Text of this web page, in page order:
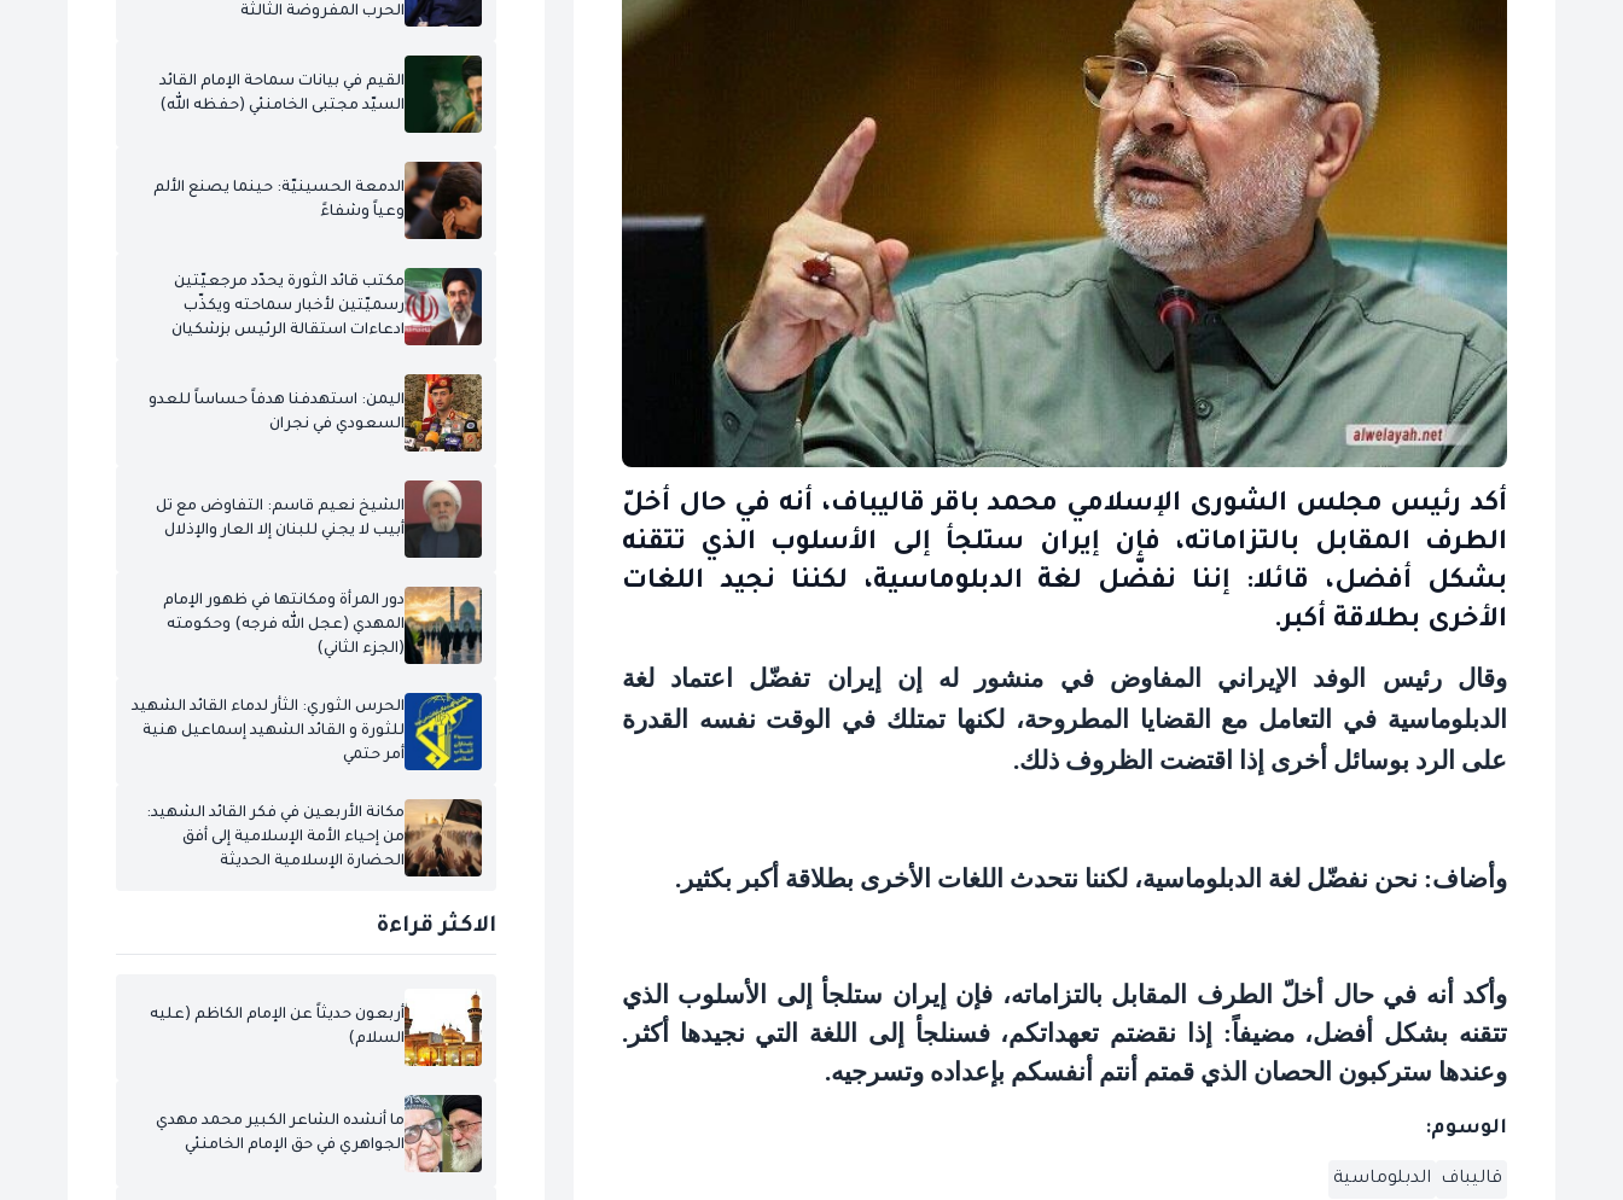
أكد رئيس مجلس الشورى الإسلامي محمد باقر قاليباف، أنه في حال أخلّ
الطرف المقابل بالتزاماته، فإن إيران ستلجأ إلى الأسلوب الذي تتقنه
بشكل أفضل، قائلا: إننا نفضّل لغة الدبلوماسية، لكننا نجيد اللغات
الأخرى بطلاقة أكبر.
وقال رئيس الوفد الإيراني المفاوض في منشور له إن إيران تفضّل اعتماد لغة
الدبلوماسية في التعامل مع القضايا المطروحة، لكنها تمتلك في الوقت نفسه القدرة
على الرد بوسائل أخرى إذا اقتضت الظروف ذلك.
وأضاف: نحن نفضّل لغة الدبلوماسية، لكننا نتحدث اللغات الأخرى بطلاقة أكبر بكثير .
وأكد أنه في حال أخلّ الطرف المقابل بالتزاماته، فإن إيران ستلجأ إلى الأسلوب الذي
تتقنه بشكل أفضل، مضيفاً: إذا نقضتم تعهداتكم، فسنلجأ إلى اللغة التي نجيدها أكثر.
وعندها ستركبون الحصان الذي قمتم أنتم أنفسكم بإعداده وتسرجيه.
الوسوم:
قاليباف الدبلوماسية
الحرب المفروضة الثالثة
القيم في بيانات سماحة الإمام القائد
السيّد مجتبى الخامنئي (حفظه الله)
الدمعة الحسينيّة: حينما يصنع الألم
وعياً وشفاءً
مكتب قائد الثورة يحدّد مرجعيّتين
رسميّتين لأخبار سماحته ويكذّب
ادعاءات استقالة الرئيس بزشكيان
اليمن: استهدفنا هدفاً حساساً للعدو
السعودي في نجران
الشيخ نعيم قاسم: التفاوض مع تل
أبيب لا يجني للبنان إلا العار والإذلال
دور المرأة ومكانتها في ظهور الإمام
المهدي (عجل الله فرجه) وحكومته
(الجزء الثاني)
الحرس الثوري: الثأر لدماء القائد الشهيد
للثورة و القائد الشهيد إسماعيل هنية
أمر حتمي
مكانة الأربعين في فكر القائد الشهيد:
من إحياء الأمة الإسلامية إلى أفق
الحضارة الإسلامية الحديثة
الاكثر قراءة
أربعون حديثاً عن الإمام الكاظم (عليه
السلام)
ما أنشده الشاعر الكبير محمد مهدي
الجواهري في حق الإمام الخامنئي